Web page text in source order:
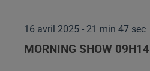
16 avril 2025 - 21 min 47 sec
MORNING SHOW